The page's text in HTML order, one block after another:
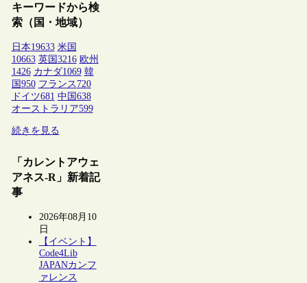
キーワードから検
索（国・地域）
日本19633 米国
10663 英国 3216 欧州
1426 カナダ1069 韓
国 950 フランス 720
ドイツ681 中国 638
オーストラリア599
続きを見る
「カレントアウェ
アネス-R」新着記
事
2026年08月10
日
【イベント】
Code4Lib
JAPANカンフ
ァレンス